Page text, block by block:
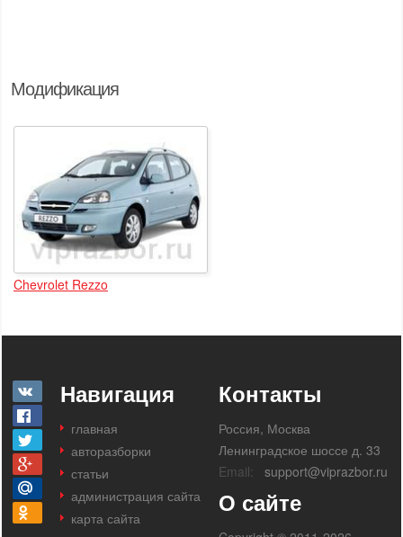
Модификация
Chevrolet Rezzo
Навигация
главная
авторазборки
статьи
администрация сайта
карта сайта
Контакты
Россия, Москва
Ленинградское шоссе д. 33
Email:
support@viprazbor.ru
О сайте